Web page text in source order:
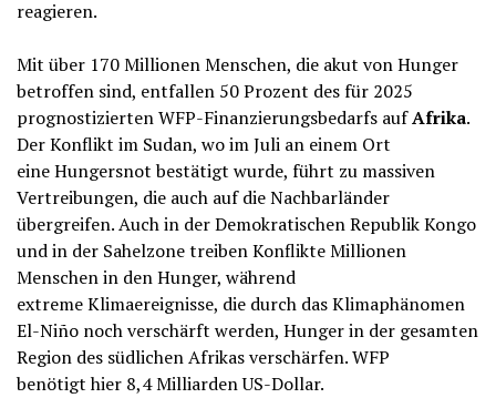
reagieren.
Mit über 170 Millionen Menschen, die akut von Hunger
betroffen sind, entfallen 50 Prozent des für 2025
prognostizierten WFP-Finanzierungsbedarfs aufAfrika.
Der Konflikt im Sudan, wo im Juli an einem Ort
eine Hungersnot bestätigt wurde, führt zu massiven
Vertreibungen, die auch auf die Nachbarländer
übergreifen. Auch in der Demokratischen Republik Kongo
und in der Sahelzone treiben Konflikte Millionen
Menschen in den Hunger, während
extreme Klimaereignisse, die durch das Klimaphänomen
El-Niño noch verschärft werden, Hunger in der gesamten
Region des südlichen Afrikas verschärfen. WFP
benötigt hier 8,4 Milliarden US-Dollar.